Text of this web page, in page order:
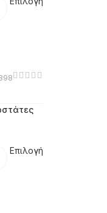
Επιλογή